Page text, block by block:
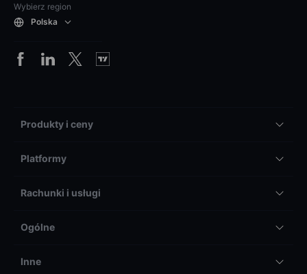
Wybierz region
Polska
Produkty i ceny
Platformy
Rachunki i usługi
Ogólne
Inne